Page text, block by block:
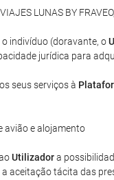
LUNAS BY
indivíduo (doravante, o
jurídica para
seus serviços à
avião e alojamento
Utilizadora
aceitação tácita das